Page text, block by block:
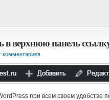
в верхнюю панель
комментариев
при всем своем удобстве